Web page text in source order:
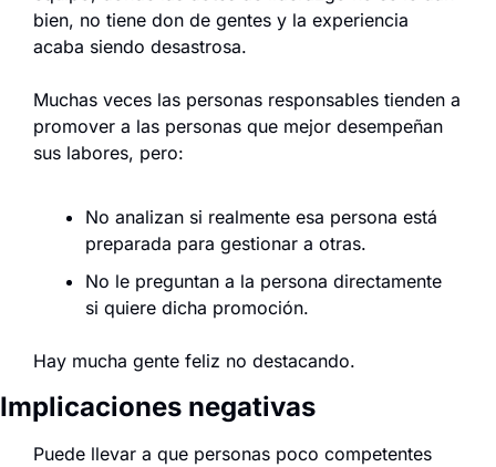
bien, no tiene don de gentes y la experiencia
acaba siendo desastrosa.
Muchas veces las personas responsables tienden a
promover a las personas que mejor desempeñan
sus labores, pero:
No analizan si realmente esa persona está
preparada para gestionar a otras.
No le preguntan a la persona directamente
si quiere dicha promoción.
Hay mucha gente feliz no destacando.
Implicaciones negativas
Puede llevar a que personas poco competentes